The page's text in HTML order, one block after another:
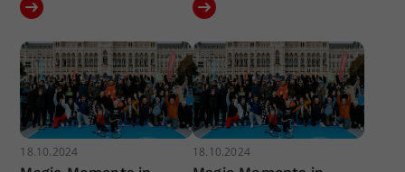
18.10.2024 18.10.2024